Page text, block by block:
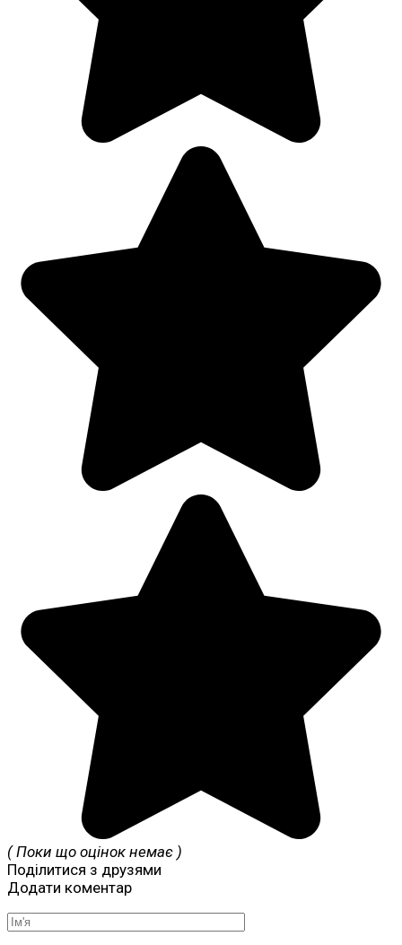
( Поки що оцінок немає )
Поділитися з друзями
Додати коментар
Ім'я